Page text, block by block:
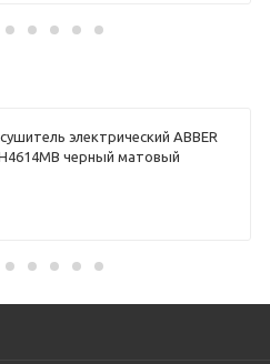
электрический ABBER
черный матовый